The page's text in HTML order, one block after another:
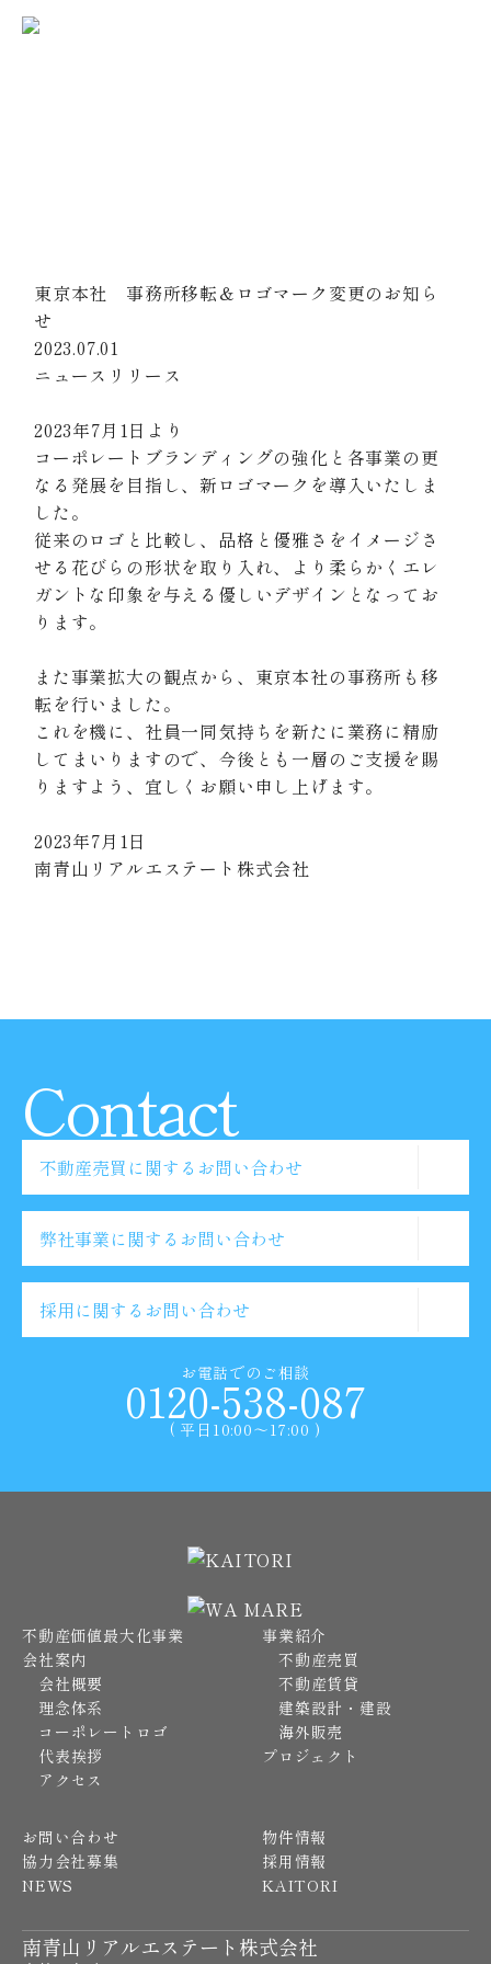
事業紹介
建築設計・建設
お問い合わせ
協力会社募集
プロジェクト
採用情報
東京本社 事務所移転＆ロゴマーク変更のお知ら
せ
2023.07.01
ニュースリリース
2023年7月1日より
コーポレートブランディングの強化と各事業の更
なる発展を目指し、新ロゴマークを導入いたしま
した。
従来のロゴと比較し、品格と優雅さをイメージさ
せる花びらの形状を取り入れ、より柔らかくエレ
ガントな印象を与える優しいデザインとなってお
ります。
また事業拡大の観点から、東京本社の事務所も移
転を行いました。
これを機に、社員一同気持ちを新たに業務に精励
してまいりますので、今後とも一層のご支援を賜
りますよう、宜しくお願い申し上げます。
2023年7月1日
南青山リアルエステート株式会社
Contact
不動産売買に関するお問い合わせ
弊社事業に関するお問い合わせ
採用に関するお問い合わせ
お電話でのご相談
0120-538-087
( 平日10:00〜17:00 )
南青山リアルエステート株式会社
不動産価値最大化事業
会社案内
会社概要
理念体系
コーポレートロゴ
代表挨拶
アクセス
事業紹介
不動産売買
不動産賃貸
建築設計・建設
海外販売
プロジェクト
お問い合わせ
協力会社募集
NEWS
物件情報
採用情報
KAITORI